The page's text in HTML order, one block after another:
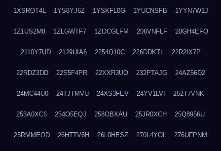
1XSROT4L 1YS8YJ6Z 1YSKFL0G 1YUCNSFB 1YYN7W1J
1Z1US2M8 1ZLGWTF7 1ZOCGLFM 206VNFLF 20GH4EFO
2110Y7UD 21J9UIA6 2254Q10C 226DDKTL 22R2IX7P
22RDZ3DD 22S5F4PR 22XXR3UO 232PTAJG 24AZ56D2
24MC44U0 24TJTMVU 24XS3FEV 24YV1LVI 252T7VNK
253A0XC6 254O5EQJ 258OBXAU 25JR0XCH 25Q8956U
25RMMEOD 26HTTV6H 26L0HESZ 270L4YOL 276UFPNM